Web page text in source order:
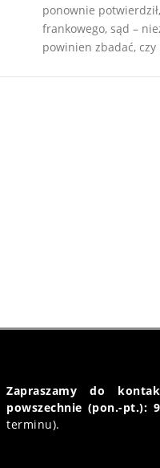
ponownie
frankowego, sąd –
powinien zbadać,
Zapraszamy do
powszechnie (pon.-pt.):
terminu).